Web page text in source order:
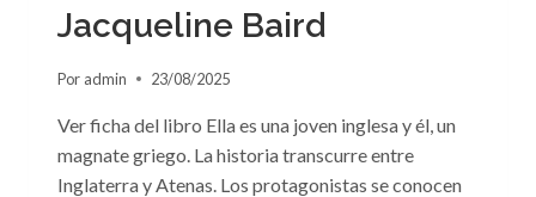
Jacqueline Baird
Por admin 23/08/2025
Ver ficha del libro Ella es una joven inglesa y él, un
magnate griego. La historia transcurre entre
Inglaterra y Atenas. Los protagonistas se conocen